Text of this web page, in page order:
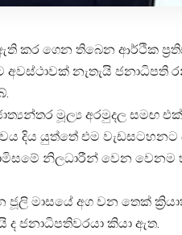
ඇති කර ගෙන තිබෙන ආර්ථික
නැතැයි ජනාධිපති
මූල්‍ය අරමුදල සමඟ
දිය යුත්තේ එම
නිලධාරීන් වෙන වෙනම
ජූලි මාසයේ අග වන තෙක්
ජනාධිපතිවරයා කියා ඇත.